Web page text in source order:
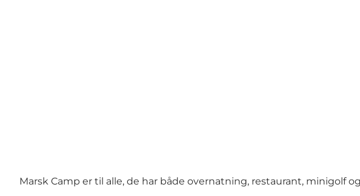
Marsk Camp er til alle, de har både overnatning, restaurant,